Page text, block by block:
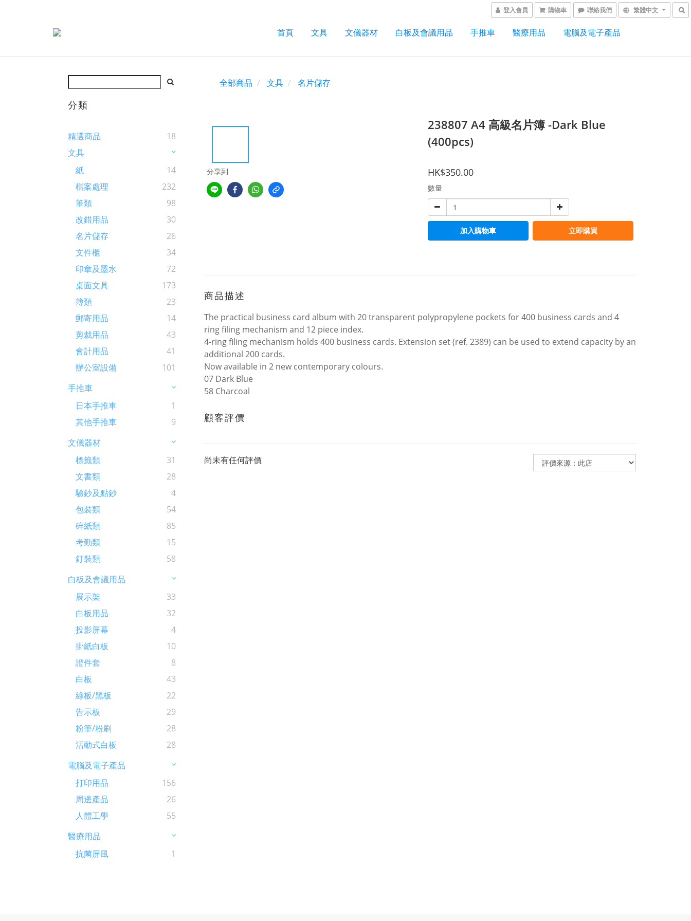
登入會員 購物車 聯絡我們 繁體中文
首頁 文具 文儀器材 白板及會議用品 手推車 醫療用品 電腦及電子產品
分類
精選商品
18
文具
紙
14
檔案處理
232
筆類
98
改錯用品
30
名片儲存
26
文件櫃
34
印章及墨水
72
桌面文具
173
簿類
23
郵寄用品
14
剪裁用品
43
會計用品
41
辦公室設備
101
手推車
日本手推車
1
其他手推車
9
文儀器材
標籤類
31
文書類
28
驗鈔及點鈔
4
包裝類
54
碎紙類
85
考勤類
15
釘裝類
58
白板及會議用品
展示架
33
白板用品
32
投影屏幕
4
掛紙白板
10
證件套
8
白板
43
綠板/黑板
22
告示板
29
粉筆/粉刷
28
活動式白板
28
電腦及電子產品
打印用品
156
周邊產品
26
人體工學
55
醫療用品
抗菌屏風
1
全部商品 文具 名片儲存
分享到
238807 A4 高級名片簿 -Dark Blue
(400pcs)
HK$350.00
數量
加入購物車 立即購買
商品描述
The practical business card album with 20 transparent polypropylene pockets for 400 business cards and 4
ring filing mechanism and 12 piece index.
4-ring filing mechanism holds 400 business cards. Extension set (ref. 2389) can be used to extend capacity by an
additional 200 cards.
Now available in 2 new contemporary colours.
07 Dark Blue
58 Charcoal
顧客評價
尚未有任何評價